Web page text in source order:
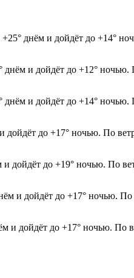
днём и дойдёт до +14°
и дойдёт до +12°
и дойдёт до +14°
дойдёт до +17° ночью. По
дойдёт до +19° ночью. По
и дойдёт до +17° ночью.
и дойдёт до +17° ночью.